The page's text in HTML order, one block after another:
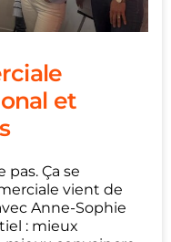
et
pas. Ça se
vient de
Anne-Sophie
: mieux